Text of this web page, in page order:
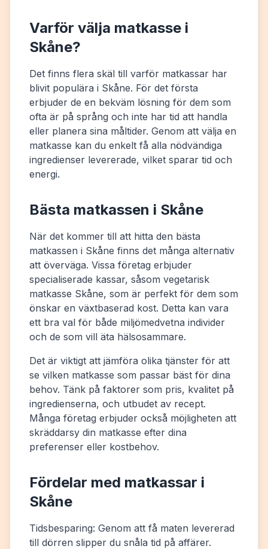
Varför välja matkasse i
Skåne?
Det finns flera skäl till varför matkassar har
blivit populära i Skåne. För det första
erbjuder de en bekväm lösning för dem som
ofta är på språng och inte har tid att handla
eller planera sina måltider. Genom att välja en
matkasse kan du enkelt få alla nödvändiga
ingredienser levererade, vilket sparar tid och
energi.
Bästa matkassen i Skåne
När det kommer till att hitta den bästa
matkassen i Skåne finns det många alternativ
att överväga. Vissa företag erbjuder
specialiserade kassar, såsom vegetarisk
matkasse Skåne, som är perfekt för dem som
önskar en växtbaserad kost. Detta kan vara
ett bra val för både miljömedvetna individer
och de som vill äta hälsosammare.
Det är viktigt att jämföra olika tjänster för att
se vilken matkasse som passar bäst för dina
behov. Tänk på faktorer som pris, kvalitet på
ingredienserna, och utbudet av recept.
Många företag erbjuder också möjligheten att
skräddarsy din matkasse efter dina
preferenser eller kostbehov.
Fördelar med matkassar i
Skåne
Tidsbesparing: Genom att få maten levererad
till dörren slipper du snåla tid på affärer.